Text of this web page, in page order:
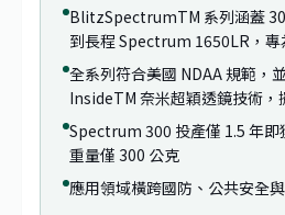
BlitzSpectrumTM 系列涵蓋
到長程 Spectrum 1650LR，專
全系列符合美國 NDAA 規範，
InsideTM 奈米超穎透鏡技術，
Spectrum 300 投產僅 1.5 年即
重量僅 300 公克
應用領域橫跨國防、公共安全